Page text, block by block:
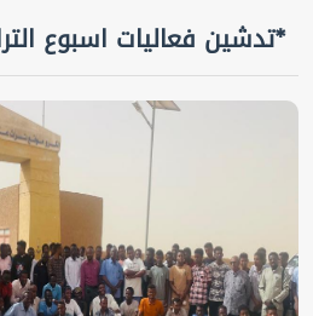
*تدشين فعاليات اسبوع